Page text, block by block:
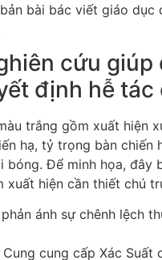
bài bác viết giáo dục
cứu giúp
định hễ tác
trắng gồm xuất hiện
hạ, tỷ trọng bàn chiến
bóng. Để minh họa, đây
xuất hiện cần thiết chú
ánh sự chênh lệch
cung cấp Xác Suất